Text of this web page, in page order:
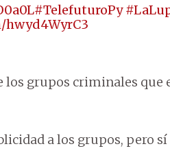
#TelefuturoPy
los grupos criminales
a los grupos, pero